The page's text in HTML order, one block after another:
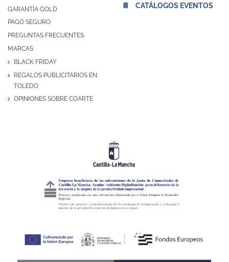
GARANTÍA GOLD
PAGO SEGURO
PREGUNTAS FRECUENTES
MARCAS
BLACK FRIDAY
REGALOS PUBLICITARIOS EN
TOLEDO
OPINIONES SOBRE COARTE
📔 CATÁLOGOS EVENTOS